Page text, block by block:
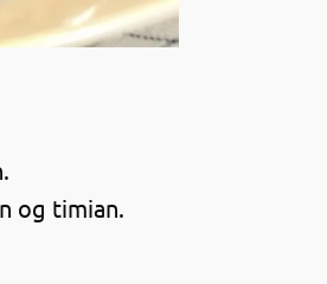
og timian.